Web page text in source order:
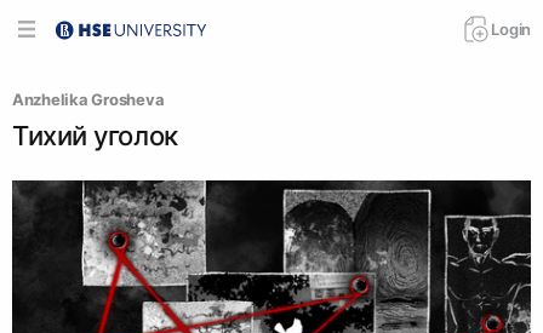
Login
Anzhelika Grosheva
Тихий уголок